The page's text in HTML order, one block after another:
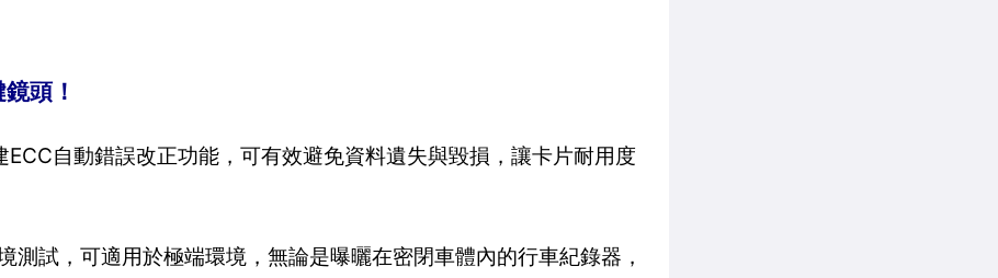
頭！
自動錯誤改正功能，可有效避免資料遺失與毀損，讓卡片耐用度
試，可適用於極端環境，無論是曝曬在密閉車體內的行車紀錄器，